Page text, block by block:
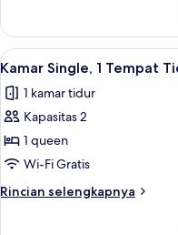
Tidur
King
Kamar
Single
Standar,
Tempat
Tidur
Lihat
semua
foto
untuk
Kamar
Single,
1
Tempat
4
Kamar Single, 1 Tempat
1 kamar tidur
Kapasitas 2
1 queen
Wi-Fi Gratis
Rincian selengkapnya
Rincian